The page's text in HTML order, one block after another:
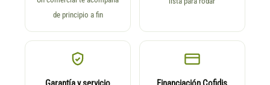
de principio a fin